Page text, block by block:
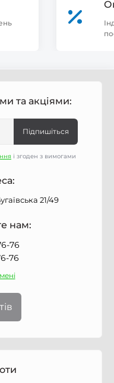
та акціями:
Підпишіться
і згоден з вимогами
21/49
нам:
76
76